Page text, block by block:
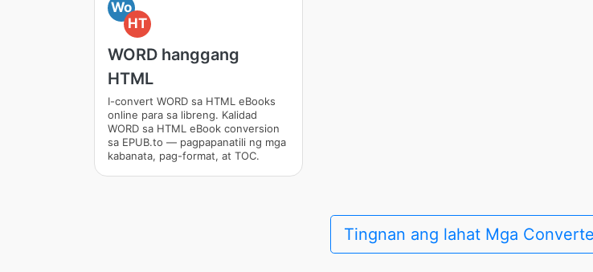
Wo
HT
WORD hanggang
HTML
I-convert WORD sa HTML eBooks
online para sa libreng. Kalidad
WORD sa HTML eBook conversion
sa EPUB.to — pagpapanatili ng mga
kabanata, pag-format, at TOC.
Tingnan ang lahat Mga